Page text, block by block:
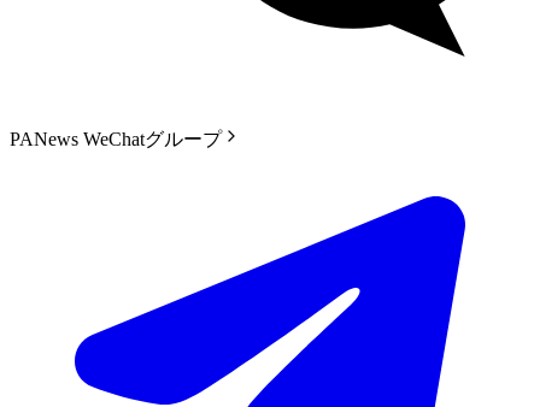
PANews WeChatグループ